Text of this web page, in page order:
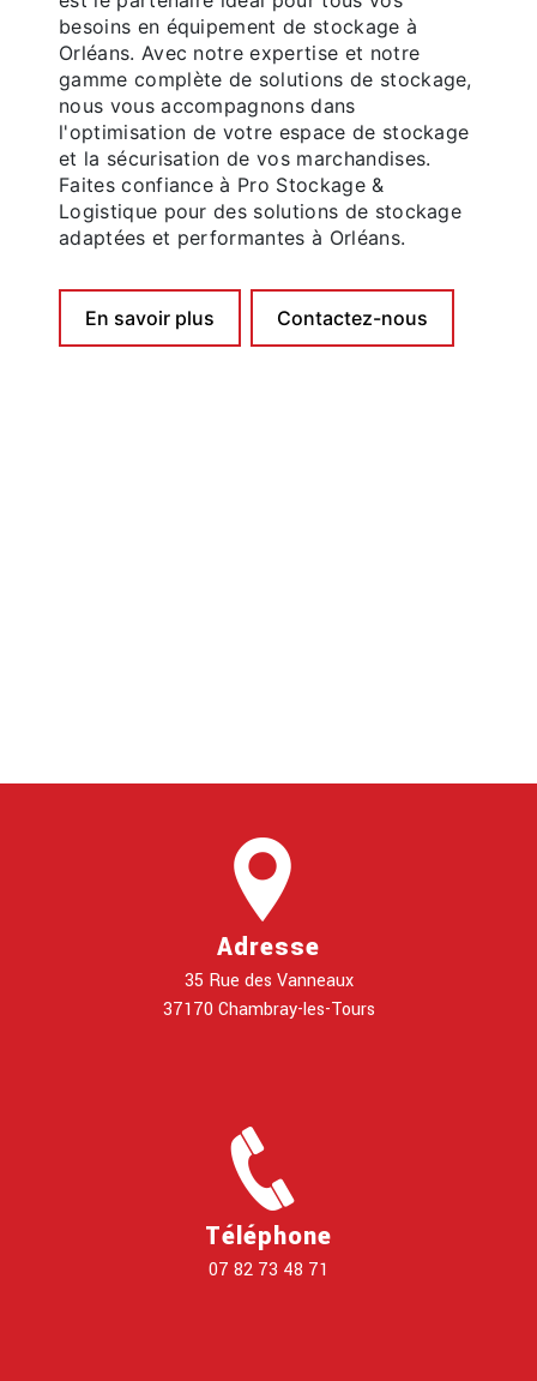
besoins en équipement de stockage à
Orléans. Avec notre expertise et notre
gamme complète de solutions de stockage,
nous vous accompagnons dans
l'optimisation de votre espace de stockage
et la sécurisation de vos marchandises.
Faites confiance à Pro Stockage &
Logistique pour des solutions de stockage
adaptées et performantes à Orléans.
En savoir plus Contactez-nous
Adresse
35 Rue des Vanneaux
37170 Chambray-les-Tours
Téléphone
07 82 73 48 71